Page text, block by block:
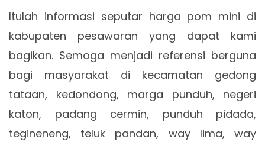
Itulah informasi seputar harga pom mini di
kabupaten pesawaran yang dapat kami
bagikan. Semoga menjadi referensi berguna
bagi masyarakat di kecamatan gedong
tataan, kedondong, marga punduh, negeri
katon, padang cermin, punduh pidada,
tegineneng, teluk pandan, way lima, way